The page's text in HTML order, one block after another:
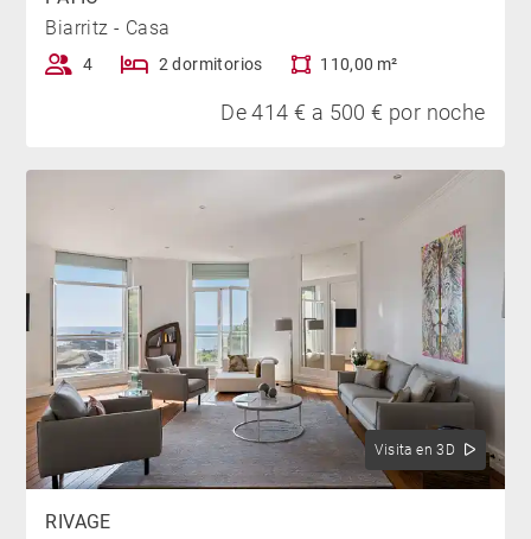
Biarritz - Casa
4 2 dormitorios 110,00 m²
De 414 € a 500 € por noche
Visita en 3D
RIVAGE